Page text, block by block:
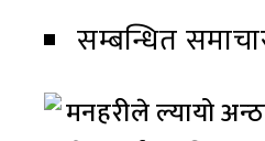
सम्बन्धित